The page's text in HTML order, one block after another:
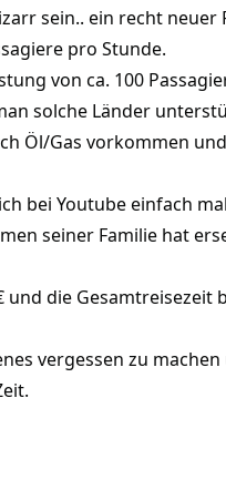
sein.. ein recht
pro Stunde.
von ca. 100
solche Länder
Öl/Gas vorkommen
bei Youtube einfach
seiner Familie hat
die Gesamtreisezeit
vergessen zu